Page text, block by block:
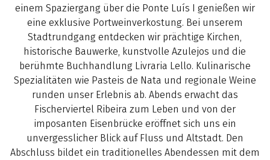
einem Spaziergang über die Ponte Luís I genießen wir
eine exklusive Portweinverkostung. Bei unserem
Stadtrundgang entdecken wir prächtige Kirchen,
historische Bauwerke, kunstvolle Azulejos und die
berühmte Buchhandlung Livraria Lello. Kulinarische
Spezialitäten wie Pasteis de Nata und regionale Weine
runden unser Erlebnis ab. Abends erwacht das
Fischerviertel Ribeira zum Leben und von der
imposanten Eisenbrücke eröffnet sich uns ein
unvergesslicher Blick auf Fluss und Altstadt. Den
Abschluss bildet ein traditionelles Abendessen mit dem